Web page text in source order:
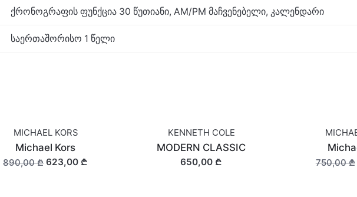
ქრონოგრაფის ფუნქცია 30 წუთიანი, AM/PM მაჩვენებელი, კალენდარი
საერთაშორისო 1 წელი
SALEMICHAEL KORS
Michael Kors
890,00 ₾623,00 ₾
KENNETH COLE
MODERN CLASSIC
650,00 ₾
SALE
750,00 ₾